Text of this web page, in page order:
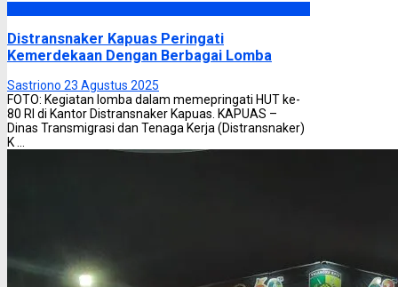
Distransnaker Kapuas Peringati
Kemerdekaan Dengan Berbagai Lomba
Sastriono 23 Agustus 2025
FOTO: Kegiatan lomba dalam memepringati HUT ke-
80 RI di Kantor Distransnaker Kapuas. KAPUAS –
Dinas Transmigrasi dan Tenaga Kerja (Distransnaker)
K ...